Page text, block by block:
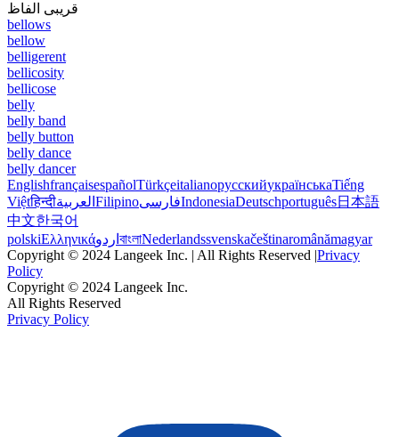
قریبی الفاظ
bellows
bellow
belligerent
bellicosity
bellicose
belly
belly band
belly button
belly dance
belly dancer
EnglishfrançaisespañolTürkçeitalianoрусскийукраїнськаTiếng
Việtहिन्दीالعربية FilipinoفارسیIndonesiaDeutschportuguês日本語
中文한국어
polskiΕλληνικάاردو বাংলাNederlandssvenskačeštinaromânămagyar
Copyright © 2024 Langeek Inc. | All Rights Reserved |Privacy
Policy
Copyright © 2024 Langeek Inc.
All Rights Reserved
Privacy Policy